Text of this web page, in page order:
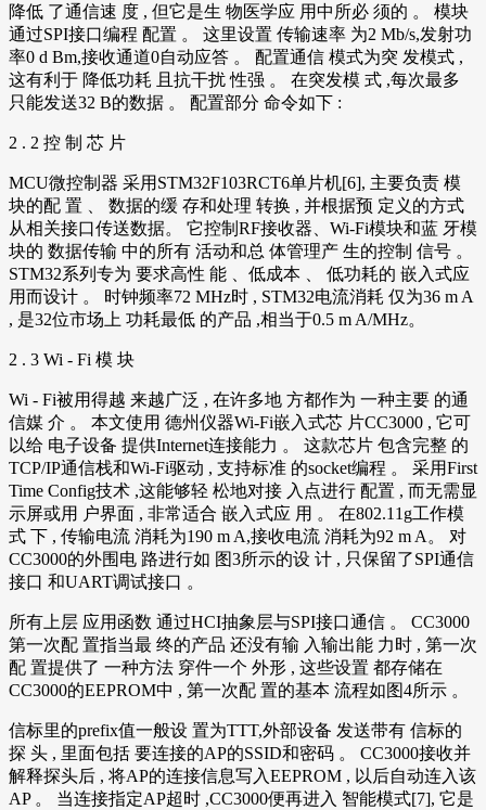
降低 了通信速 度 , 但它是生 物医学应 用中所必 须的 。 模块
通过SPI接口编程 配置 。 这里设置 传输速率 为2 Mb/s,发射功
率0 d Bm,接收通道0自动应答 。 配置通信 模式为突 发模式 ,
这有利于 降低功耗 且抗干扰 性强 。 在突发模 式 ,每次最多
只能发送32 B的数据 。 配置部分 命令如下 :
2 . 2 控 制 芯 片
MCU微控制器 采用STM32F103RCT6单片机[6], 主要负责 模
块的配 置 、 数据的缓 存和处理 转换 , 并根据预 定义的方式
从相关接口传送数据。 它控制RF接收器、Wi-Fi模块和蓝 牙模
块的 数据传输 中的所有 活动和总 体管理产 生的控制 信号 。
STM32系列专为 要求高性 能 、低成本 、 低功耗的 嵌入式应
用而设计 。 时钟频率72 MHz时 , STM32电流消耗 仅为36 m A
, 是32位市场上 功耗最低 的产品 ,相当于0.5 m A/MHz。
2 . 3 Wi - Fi 模 块
Wi - Fi被用得越 来越广泛 , 在许多地 方都作为 一种主要 的通
信媒 介 。 本文使用 德州仪器Wi-Fi嵌入式芯 片CC3000 , 它可
以给 电子设备 提供Internet连接能力 。 这款芯片 包含完整 的
TCP/IP通信栈和Wi-Fi驱动 , 支持标准 的socket编程 。 采用First
Time Config技术 ,这能够轻 松地对接 入点进行 配置 , 而无需显
示屏或用 户界面 , 非常适合 嵌入式应 用 。 在802.11g工作模
式 下 , 传输电流 消耗为190 m A,接收电流 消耗为92 m A。 对
CC3000的外围电 路进行如 图3所示的设 计 , 只保留了SPI通信
接口 和UART调试接口 。
所有上层 应用函数 通过HCI抽象层与SPI接口通信 。 CC3000
第一次配 置指当最 终的产品 还没有输 入输出能 力时 , 第一次
配 置提供了 一种方法 穿件一个 外形 , 这些设置 都存储在
CC3000的EEPROM中 , 第一次配 置的基本 流程如图4所示 。
信标里的prefix值一般设 置为TTT,外部设备 发送带有 信标的
探 头 , 里面包括 要连接的AP的SSID和密码 。 CC3000接收并
解释探头后 , 将AP的连接信息写入EEPROM , 以后自动连入该
AP 。 当连接指定AP超时 ,CC3000便再进入 智能模式[7], 它是